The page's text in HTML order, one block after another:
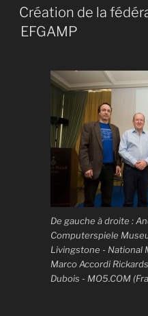
LE
Création de la
EFGAMP
De gauche à droite :
Computerspiele
Livingstone - National
Marco Accordi
Dubois - MO5.COM